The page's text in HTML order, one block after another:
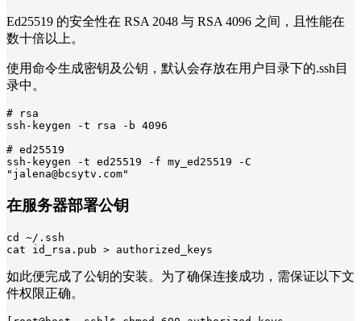
Ed25519 的安全性在 RSA 2048 与 RSA 4096 之间，且性能在
数十倍以上。
使用命令生成密钥及公钥，默认会存放在用户目录下的.ssh目
录中。
# rsa
ssh-keygen -t rsa -b 4096
# ed25519
ssh-keygen -t ed25519 -f my_ed25519 -C
"jalena@bcsytv.com"
在服务器部署公钥
cd ~/.ssh
cat id_rsa.pub > authorized_keys
如此便完成了公钥的安装。为了确保连接成功，需保证以下文
件权限正确。